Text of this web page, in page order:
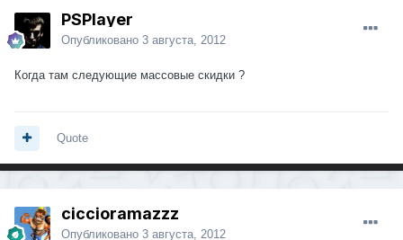
PSPlayer
Опубликовано 3 августа, 2012
Когда там следующие массовые скидки ?
Quote
ciccioramazzz
Опубликовано 3 августа, 2012